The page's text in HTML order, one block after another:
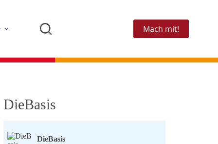
Mach mit!
DieBasis
DieBasis